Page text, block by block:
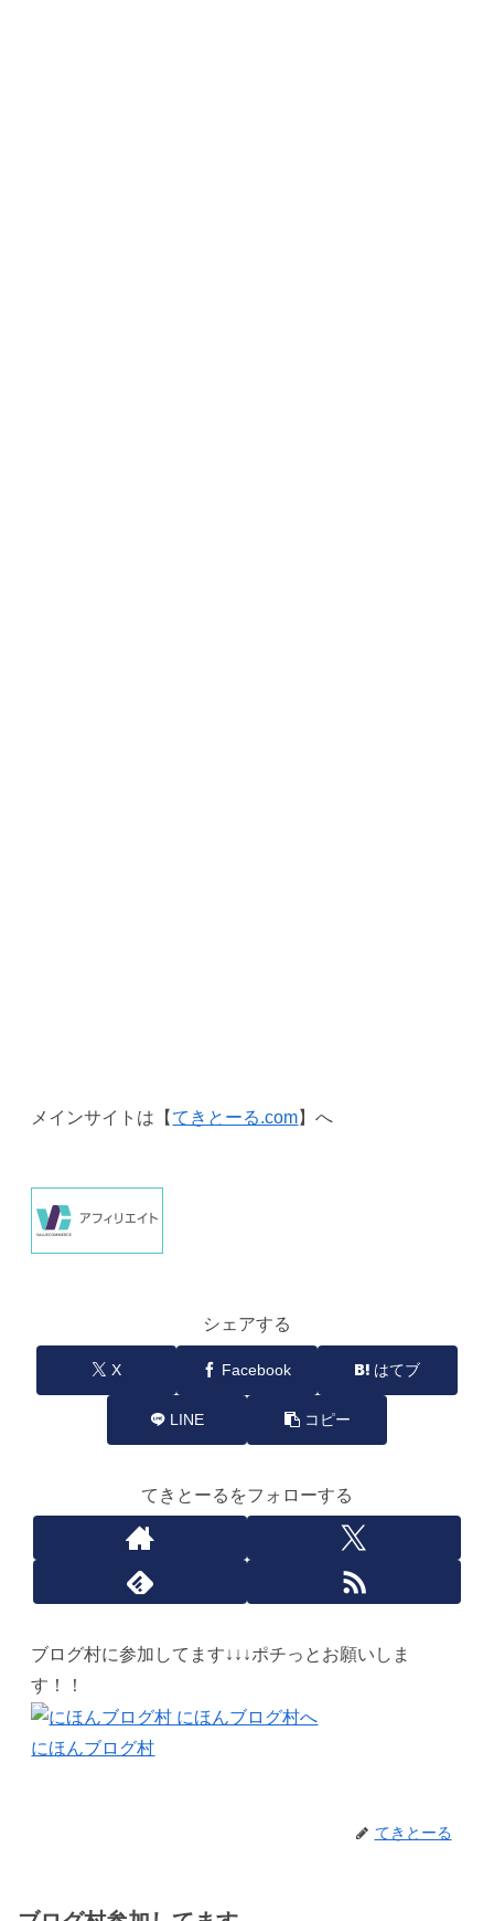
メインサイトは【てきとーる.com】へ
シェアする
X Facebook はてブ
LINE コピー
てきとーるをフォローする
ブログ村に参加してます↓↓↓ポチっとお願いしま
す！！
にほんブログ村
てきとーる